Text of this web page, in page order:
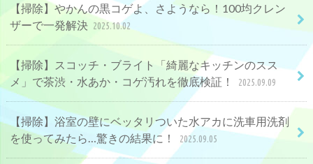
【掃除】やかんの黒コゲよ、さようなら！100均クレン
ザーで一発解決 2025.10.02
【掃除】スコッチ・ブライト「綺麗なキッチンのスス
メ」で茶渋・水あか・コゲ汚れを徹底検証！
2025.09.09
【掃除】浴室の壁にベッタリついた水アカに洗車用洗剤
を使ってみたら…驚きの結果に！
2025.09.05